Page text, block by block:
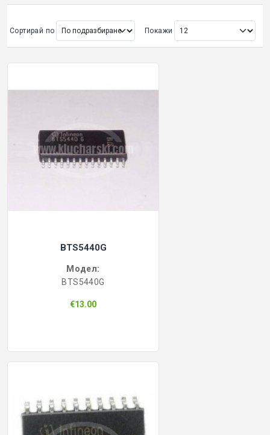
ОРИГИНАЛНИ АВТОКЛЮЧОВЕ
Покажи всички
КУТИЙКИ И АВТОКЛЮЧОВЕ
ЕМУЛАТОРИ
КУТИЙКИ ЗА АЛАРМИ
ФРЕЗИ КЛЮЧАРСКИ
КЛЮЧАРСКИ МАШИНИ
Сортирай по Покажи
BTS5440G
Модел:
BTS5440G
€13.00